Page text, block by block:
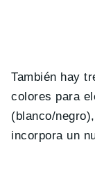
También hay
colores para
(blanco/
incorpora un